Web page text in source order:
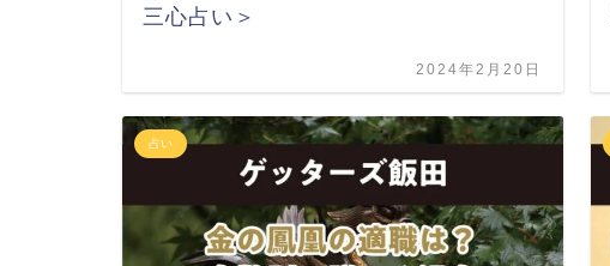
三心占い＞
2024年2月20日
占い